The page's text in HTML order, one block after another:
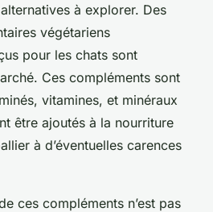
à explorer. Des
végétariens
pour les chats sont
Ces compléments sont
vitamines, et minéraux
être ajoutés à la nourriture
à d’éventuelles carences
ces compléments n’est pas